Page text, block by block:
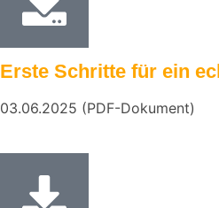
Erste Schritte für ein
03.06.2025 (PDF-Dokument)